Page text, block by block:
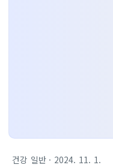
건강 일반 · 2024. 11. 1.